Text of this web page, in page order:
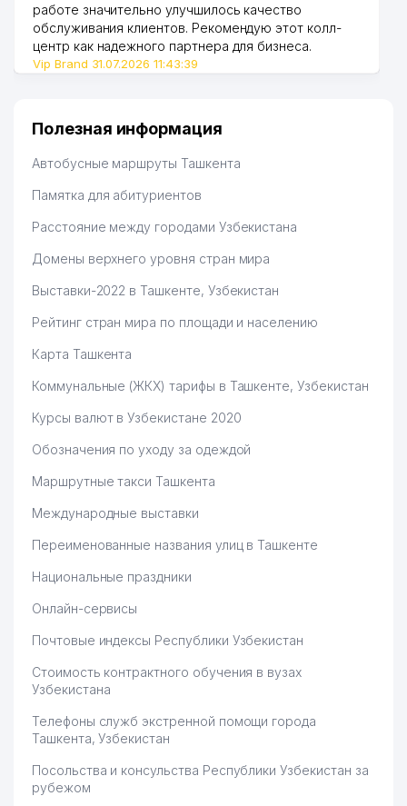
работе значительно улучшилось качество
обслуживания клиентов. Рекомендую этот колл-
центр как надежного партнера для бизнеса.
Vip Brand 31.07.2026 11:43:39
Полезная информация
Автобусные маршруты Ташкента
Памятка для абитуриентов
Расстояние между городами Узбекистана
Домены верхнего уровня стран мира
Выставки-2022 в Ташкенте, Узбекистан
Рейтинг стран мира по площади и населению
Карта Ташкента
Коммунальные (ЖКХ) тарифы в Ташкенте, Узбекистан
Курсы валют в Узбекистане 2020
Обозначения по уходу за одеждой
Маршрутные такси Ташкента
Международные выставки
Переименованные названия улиц в Ташкенте
Национальные праздники
Онлайн-сервисы
Почтовые индексы Республики Узбекистан
Стоимость контрактного обучения в вузах
Узбекистана
Телефоны служб экстренной помощи города
Ташкента, Узбекистан
Посольства и консульства Республики Узбекистан за
рубежом